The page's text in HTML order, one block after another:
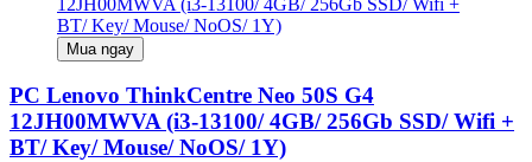
Mua ngay
PC Lenovo ThinkCentre Neo 50S G4
12JH00MWVA (i3-13100/ 4GB/ 256Gb SSD/ Wifi +
BT/ Key/ Mouse/ NoOS/ 1Y)